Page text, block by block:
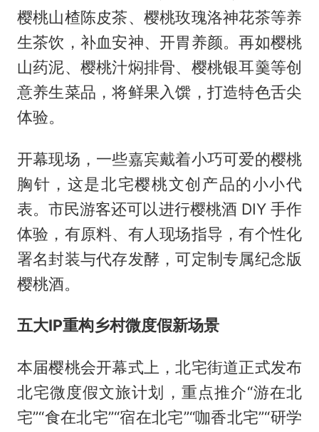
樱桃山楂陈皮茶、樱桃玫瑰洛神花茶等养
生茶饮，补血安神、开胃养颜。再如樱桃
山药泥、樱桃汁焖排骨、樱桃银耳羹等创
意养生菜品，将鲜果入馔，打造特色舌尖
体验。
开幕现场，一些嘉宾戴着小巧可爱的樱桃
胸针，这是北宅樱桃文创产品的小小代
表。市民游客还可以进行樱桃酒 DIY 手作
体验，有原料、有人现场指导，有个性化
署名封装与代存发酵，可定制专属纪念版
樱桃酒。
五大IP重构乡村微度假新场景
本届樱桃会开幕式上，北宅街道正式发布
北宅微度假文旅计划，重点推介“游在北
宅”“食在北宅”“宿在北宅”“咖香北宅”“研学